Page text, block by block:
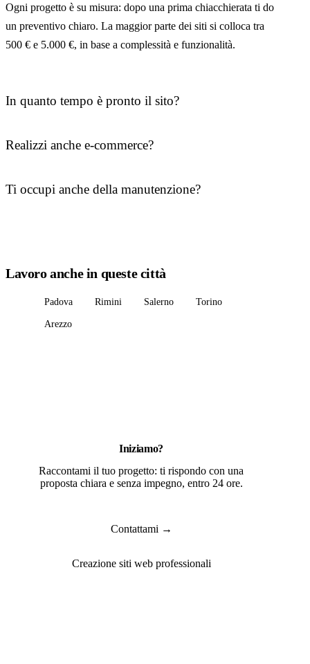
Ogni progetto è su misura: dopo una prima chiacchierata ti do
un preventivo chiaro. La maggior parte dei siti si colloca tra
500 € e 5.000 €, in base a complessità e funzionalità.
In quanto tempo è pronto il sito?
Realizzi anche e-commerce?
Ti occupi anche della manutenzione?
Lavoro anche in queste città
Padova Rimini Salerno
Torino
Arezzo
Iniziamo?
Raccontami il tuo progetto: ti rispondo con una
proposta chiara e senza impegno, entro 24 ore.
Contattami →
Creazione siti web professionali